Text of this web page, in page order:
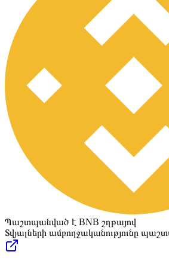
Պաշտպանված է BNB շղթայով
Տվյալների ամբողջականությունը